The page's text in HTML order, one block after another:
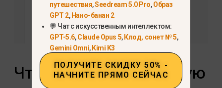
Что влияет на реальную
путешествия,Seedream 5.0 Pro,Образ
GPT 2,Нано-банан 2
💬 Чат с искусственным интеллектом:
GPT-5.6,Claude Opus 5,Клод, сонет № 5,
Gemini Omni,Kimi K3
ПОЛУЧИТЕ СКИДКУ 50% -
НАЧНИТЕ ПРЯМО СЕЙЧАС